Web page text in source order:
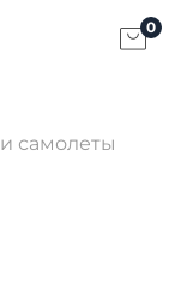
0
самолеты